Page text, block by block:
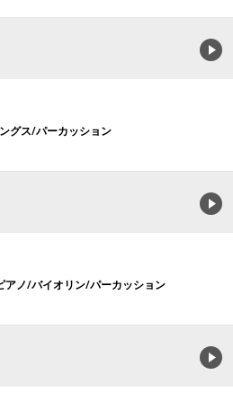
グス/パーカッション
アノ/バイオリン/パーカッション